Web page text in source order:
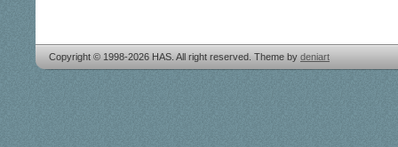
Copyright © 1998-2026 HAS. All right reserved. Theme by deniart